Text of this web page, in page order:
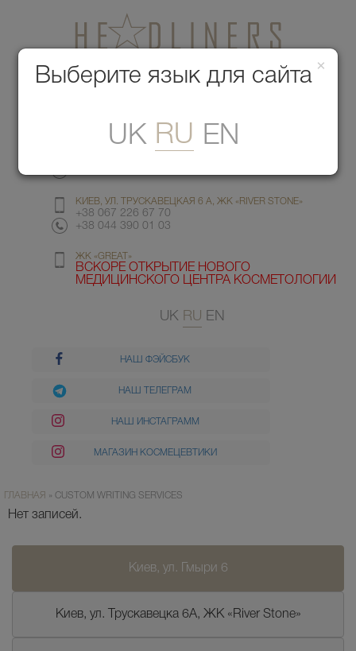
КИЕВ, УЛ. ГМЫРИ 6
КИЕВ, УЛ. ТРУСКАВЕЦКАЯ 6 А, ЖК «RIVER STONE»
+38 067 226 67 70
+38 044 390 01 03
ЖК «GREAT»
ВСКОРЕ ОТКРЫТИЕ НОВОГО
МЕДИЦИНСКОГО ЦЕНТРА КОСМЕТОЛОГИИ
UK RU EN
НАШ ФЭЙСБУК
НАШ ТЕЛЕГРАМ
НАШ ИНСТАГРАММ
МАГАЗИН КОСМЕЦЕВТИКИ
ГЛАВНАЯ » CUSTOM WRITING SERVICES
Нет записей.
Киев, ул. Гмыри 6
Киев, ул. Трускавецка 6А, ЖК «River Stone»
×
Выберите язык для сайта
UK RU EN